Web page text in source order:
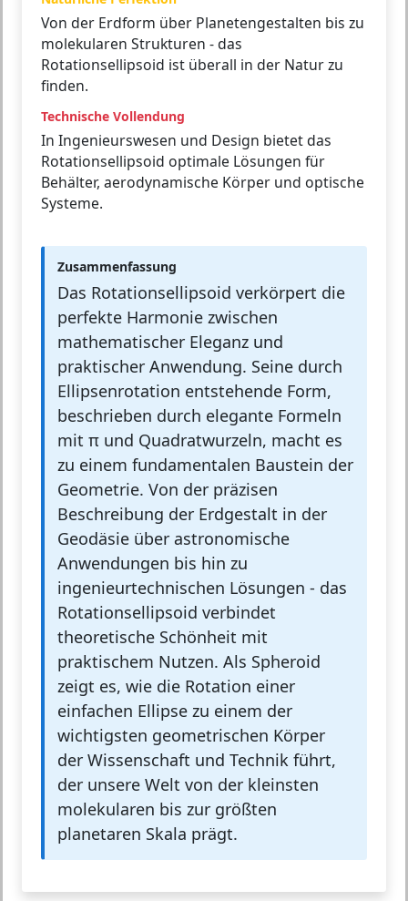
Von der Erdform über Planetengestalten bis zu
molekularen Strukturen - das
Rotationsellipsoid ist überall in der Natur zu
finden.
Technische Vollendung
In Ingenieurswesen und Design bietet das
Rotationsellipsoid optimale Lösungen für
Behälter, aerodynamische Körper und optische
Systeme.
Zusammenfassung
Das Rotationsellipsoid verkörpert die
perfekte Harmonie zwischen
mathematischer Eleganz und
praktischer Anwendung. Seine durch
Ellipsenrotation entstehende Form,
beschrieben durch elegante Formeln
mit π und Quadratwurzeln, macht es
zu einem fundamentalen Baustein der
Geometrie. Von der präzisen
Beschreibung der Erdgestalt in der
Geodäsie über astronomische
Anwendungen bis hin zu
ingenieurtechnischen Lösungen - das
Rotationsellipsoid verbindet
theoretische Schönheit mit
praktischem Nutzen. Als Spheroid
zeigt es, wie die Rotation einer
einfachen Ellipse zu einem der
wichtigsten geometrischen Körper
der Wissenschaft und Technik führt,
der unsere Welt von der kleinsten
molekularen bis zur größten
planetaren Skala prägt.